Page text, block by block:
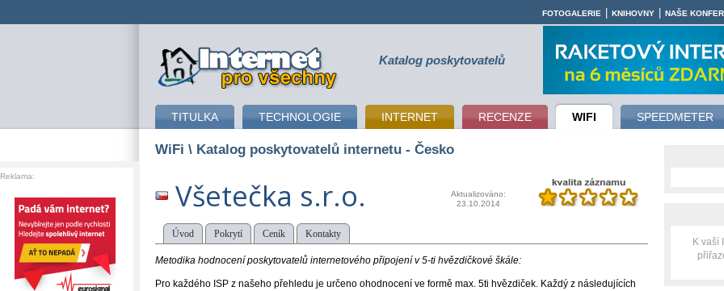
připojení k internetu Katalog poskytovatelů
TITULKA TECHNOLOGIE INTERNET RECENZE WIFI SPEEDMETER
FOTOGALERIE KNIHOVNY NAŠE
WiFi \ Katalog poskytovatelů internetu - Česko
Všetečka s.r.o.
Aktualizováno:
23.10.2014
Úvod Pokrytí Ceník Kontakty
Metodika hodnocení poskytovatelů internetového připojení v 5-ti hvězdičkové škále:
Pro každého ISP z našeho přehledu je určeno ohodnocení ve formě max. 5ti hvězdiček. Každý z následujících
K vaší
Reklama: